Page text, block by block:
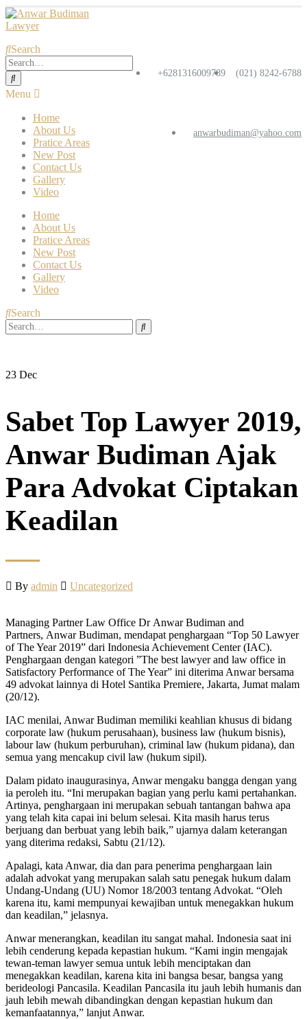
(021) 8242-6788
+6281316009789
anwarbudiman@yahoo.com
Search
Home
About Us
Pratice Areas
New Post
Contact Us
Gallery
Video
Home
About Us
Pratice Areas
New Post
Contact Us
Gallery
Video
Search
23 Dec
Sabet Top Lawyer 2019,
Anwar Budiman Ajak
Para Advokat Ciptakan
Keadilan
By admin Uncategorized
Managing Partner Law Office Dr Anwar Budiman and
Partners, Anwar Budiman, mendapat penghargaan “Top 50 Lawyer
of The Year 2019” dari Indonesia Achievement Center (IAC).
Penghargaan dengan kategori ”The best lawyer and law office in
Satisfactory Performance of The Year” ini diterima Anwar bersama
49 advokat lainnya di Hotel Santika Premiere, Jakarta, Jumat malam
(20/12).
IAC menilai, Anwar Budiman memiliki keahlian khusus di bidang
corporate law (hukum perusahaan), business law (hukum bisnis),
labour law (hukum perburuhan), criminal law (hukum pidana), dan
semua yang mencakup civil law (hukum sipil).
Dalam pidato inaugurasinya, Anwar mengaku bangga dengan yang
ia peroleh itu. “Ini merupakan bagian yang perlu kami pertahankan.
Artinya, penghargaan ini merupakan sebuah tantangan bahwa apa
yang telah kita capai ini belum selesai. Kita masih harus terus
berjuang dan berbuat yang lebih baik,” ujarnya dalam keterangan
yang diterima redaksi, Sabtu (21/12).
Apalagi, kata Anwar, dia dan para penerima penghargaan lain
adalah advokat yang merupakan salah satu penegak hukum dalam
Undang-Undang (UU) Nomor 18/2003 tentang Advokat. “Oleh
karena itu, kami mempunyai kewajiban untuk menegakkan hukum
dan keadilan,” jelasnya.
Anwar menerangkan, keadilan itu sangat mahal. Indonesia saat ini
lebih cenderung kepada kepastian hukum. “Kami ingin mengajak
tewan-teman lawyer semua untuk lebih menciptakan dan
menegakkan keadilan, karena kita ini bangsa besar, bangsa yang
berideologi Pancasila. Keadilan Pancasila itu jauh lebih humanis dan
jauh lebih mewah dibandingkan dengan kepastian hukum dan
kemanfaatannya,” lanjut Anwar.